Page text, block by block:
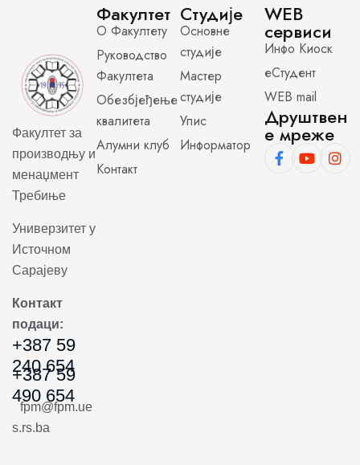
Факултет за
производњу и
менаџмент
Требиње
Универзитет у
Источном
Сарајеву
Контакт
подаци:
+387 59
240 654
+387 59
490 654
fpm@fpm.ue
s.rs.ba
Факултет
О Факултету
Руководство
Факултета
Обезбјеђење
квалитета
Алумни клуб
Контакт
Студије
Основне
студије
Мастер
студије
Упис
Информатор
WEB
сервиси
Инфо Киоск
еСтудент
WEB mail
Друштвен
е мреже